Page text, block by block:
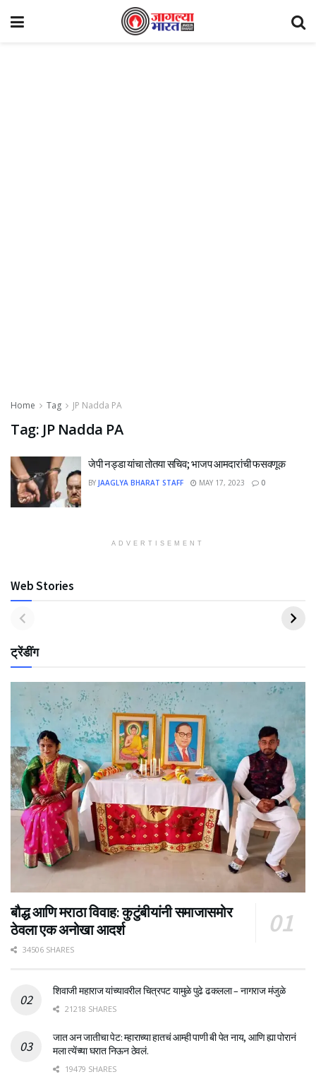
Home Tag JP Nadda PA
Tag: JP Nadda PA
जेपी नड्डा यांचा तोतया सचिव; भाजप आमदारांची फसवणूक
BY JAAGLYA BHARAT STAFF MAY 17, 2023 0
ADVERTISEMENT
Web Stories
ट्रेंडींग
बौद्ध आणि मराठा विवाह: कुटुंबीयांनी समाजासमोर
ठेवला एक अनोखा आदर्श
34506 SHARES
शिवाजी महाराज यांच्यावरील चित्रपट यामुळे पुढे ढकलला – नागराज मंजुळे
21218 SHARES
जात अन जातीचा पेट: म्हाराच्या हातचं आम्ही पाणी बी पेत नाय, आणि ह्या पोरानं
मला त्येंच्या घरात निऊन ठेवलं.
19479 SHARES